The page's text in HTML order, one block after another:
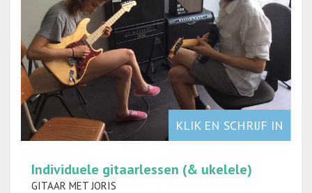
KLIK EN SCHRIJF IN
Individuele gitaarlessen (& ukelele)
GITAAR MET JORIS